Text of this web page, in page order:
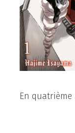
En